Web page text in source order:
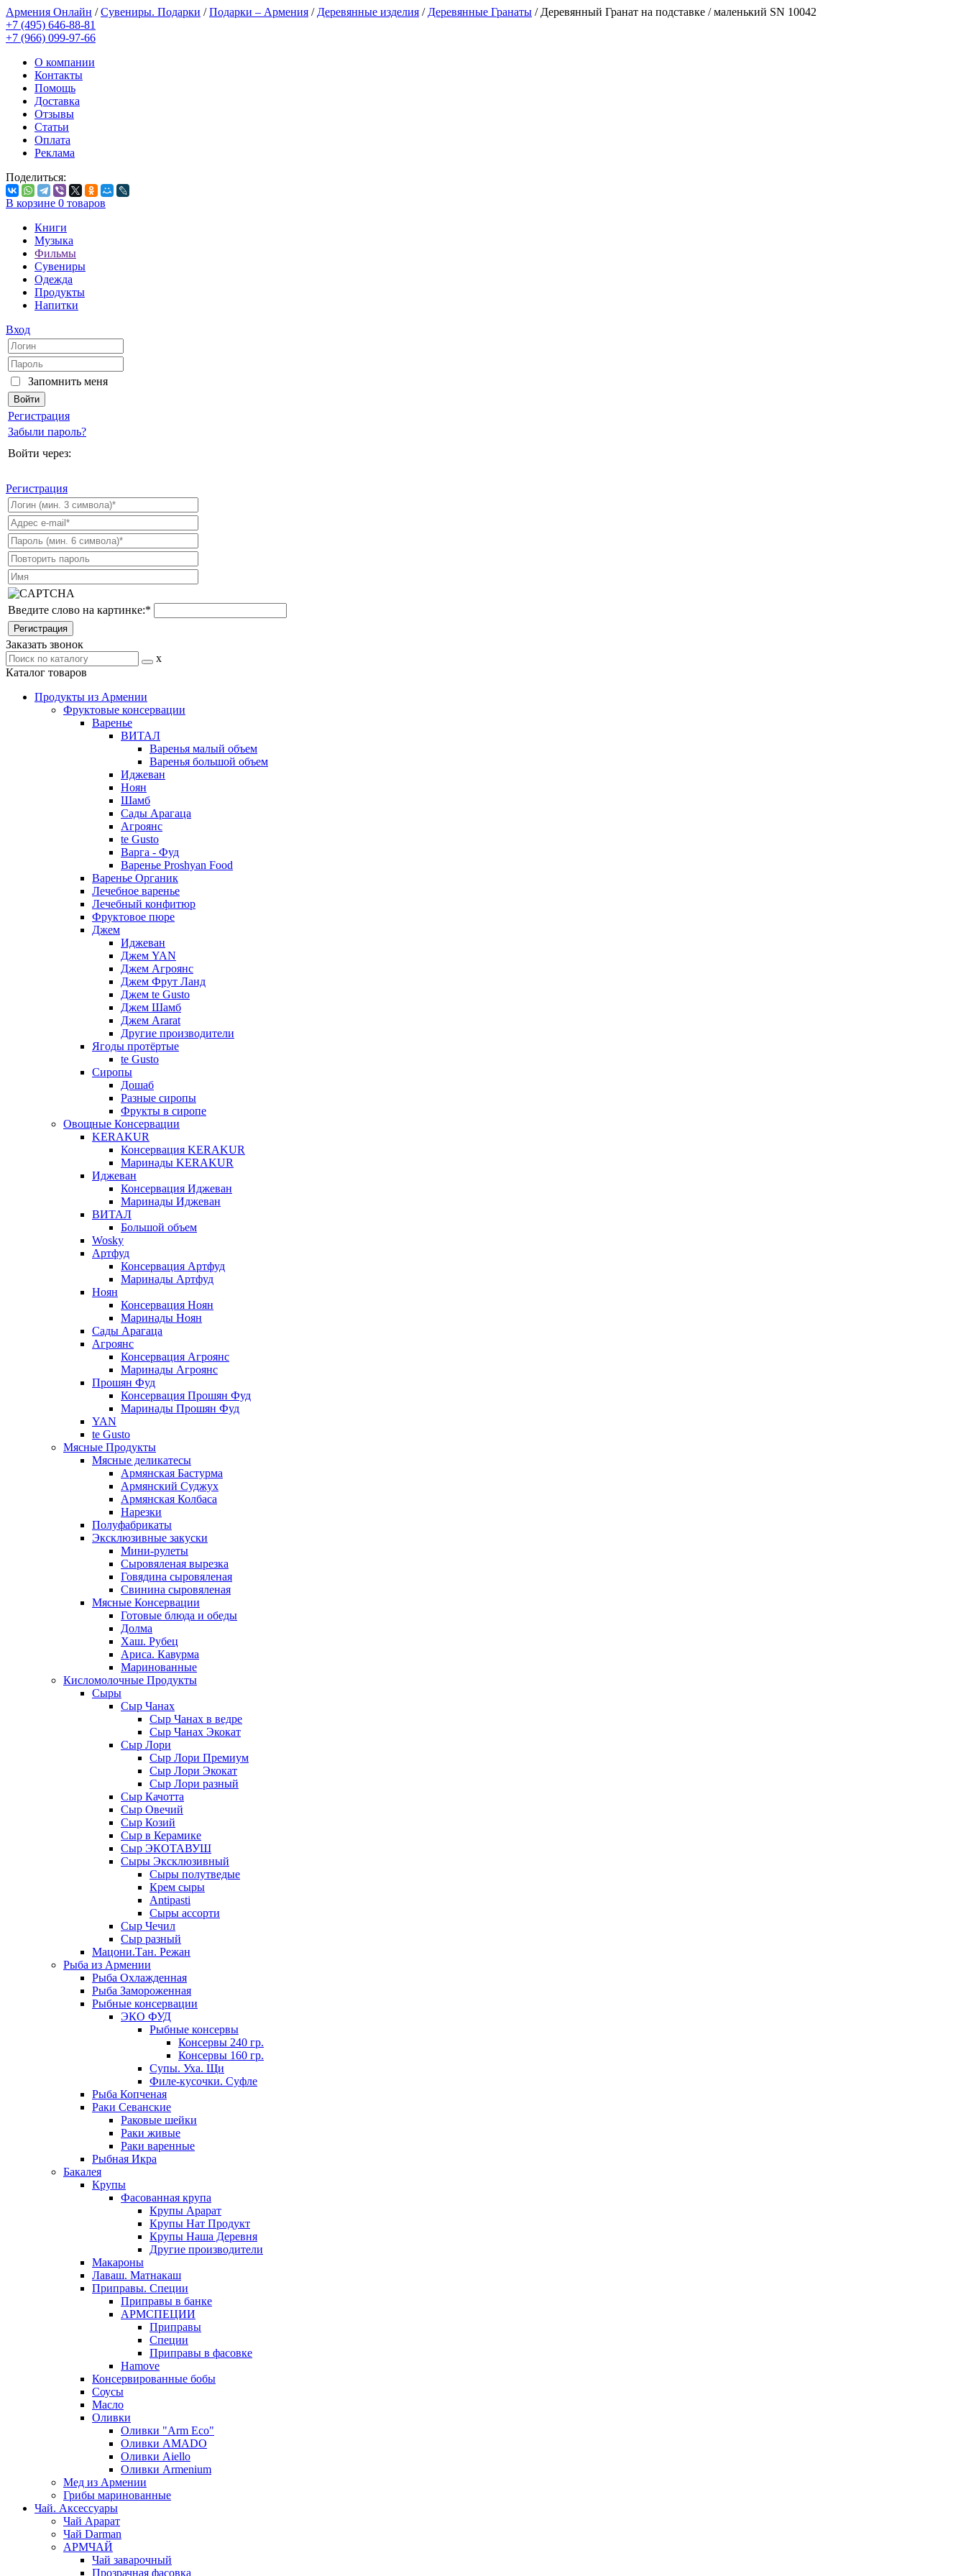
Армения Онлайн /Сувениры. Подарки /Подарки – Армения / Деревянные изделия / Деревянные Гранаты / Деревянный Гранат на подставке / маленький SN 10042
+7 (495) 646-88-81
+7 (966) 099-97-66
О компании
Контакты
Помощь
Доставка
Отзывы
Статьи
Оплата
Реклама
Поделиться:
В корзине 0 товаров
Книги
Музыка
Фильмы
Сувениры
Одежда
Продукты
Напитки
Вход
Запомнить меня
Регистрация
Забыли пароль?
Войти через:
Регистрация
Введите слово на картинке:*
Заказать звонок
x
Каталог товаров
Продукты из Армении
Фруктовые консервации
Варенье
ВИТАЛ
Варенья малый объем
Варенья большой объем
Иджеван
Ноян
Шамб
Сады Арагаца
Агроянс
te Gusto
Варга - Фуд
Варенье Proshyan Food
Варенье Органик
Лечебное варенье
Лечебный конфитюр
Фруктовое пюре
Джем
Иджеван
Джем YAN
Джем Агроянс
Джем Фрут Ланд
Джем te Gusto
Джем Шамб
Джем Ararat
Другие производители
Ягоды протёртые
te Gusto
Сиропы
Дошаб
Разные сиропы
Фрукты в сиропе
Овощные Консервации
KERAKUR
Консервация KERAKUR
Маринады KERAKUR
Иджеван
Консервация Иджеван
Маринады Иджеван
ВИТАЛ
Большой объем
Wosky
Артфуд
Консервация Артфуд
Маринады Артфуд
Ноян
Консервация Ноян
Маринады Ноян
Сады Арагаца
Агроянс
Консервация Агроянс
Маринады Агроянс
Прошян Фуд
Консервация Прошян Фуд
Маринады Прошян Фуд
YAN
te Gusto
Мясные Продукты
Мясные деликатесы
Армянская Бастурма
Армянский Суджух
Армянская Колбаса
Нарезки
Полуфабрикаты
Эксклюзивные закуски
Мини-рулеты
Сыровяленая вырезка
Говядина сыровяленая
Свинина сыровяленая
Мясные Консервации
Готовые блюда и обеды
Долма
Хаш. Рубец
Ариса. Кавурма
Маринованные
Кисломолочные Продукты
Сыры
Сыр Чанах
Сыр Чанах в ведре
Сыр Чанах Экокат
Сыр Лори
Сыр Лори Премиум
Сыр Лори Экокат
Сыр Лори разный
Сыр Качотта
Сыр Овечий
Сыр Козий
Сыр в Керамике
Сыр ЭКОТАВУШ
Сыры Эксклюзивный
Сыры полутведые
Крем сыры
Antipasti
Сыры ассорти
Сыр Чечил
Сыр разный
Мацони.Тан. Режан
Рыба из Армении
Рыба Охлажденная
Рыба Замороженная
Рыбные консервации
ЭКО ФУД
Рыбные консервы
Консервы 240 гр.
Консервы 160 гр.
Супы. Уха. Щи
Филе-кусочки. Суфле
Рыба Копченая
Раки Севанские
Раковые шейки
Раки живые
Раки варенные
Рыбная Икра
Бакалея
Крупы
Фасованная крупа
Крупы Арарат
Крупы Нат Продукт
Крупы Наша Деревня
Другие производители
Макароны
Лаваш. Матнакаш
Приправы. Специи
Приправы в банке
АРМСПЕЦИИ
Приправы
Специи
Приправы в фасовке
Hamove
Консервированные бобы
Соусы
Масло
Оливки
Оливки "Arm Eco"
Оливки AMADO
Оливки Aiello
Оливки Armenium
Мед из Армении
Грибы маринованные
Чай. Аксессуары
Чай Арарат
Чай Darman
АРМЧАЙ
Чай заварочный
Прозрачная фасовка